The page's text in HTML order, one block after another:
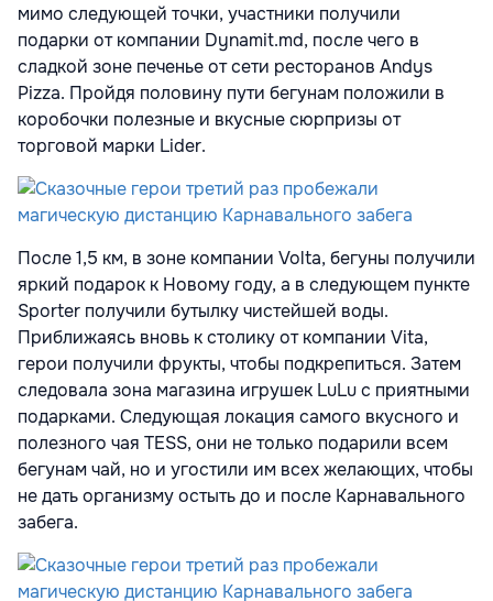
мимо следующей точки, участники получили
подарки от компании Dynamit.md, после чего в
сладкой зоне печенье от сети ресторанов Andys
Pizza. Пройдя половину пути бегунам положили в
коробочки полезные и вкусные сюрпризы от
торговой марки Lider.
После 1,5 км, в зоне компании Volta, бегуны получили
яркий подарок к Новому году, а в следующем пункте
Sporter получили бутылку чистейшей воды.
Приближаясь вновь к столику от компании Vita,
герои получили фрукты, чтобы подкрепиться. Затем
следовала зона магазина игрушек LuLu с приятными
подарками. Следующая локация самого вкусного и
полезного чая TESS, они не только подарили всем
бегунам чай, но и угостили им всех желающих, чтобы
не дать организму остыть до и после Карнавального
забега.